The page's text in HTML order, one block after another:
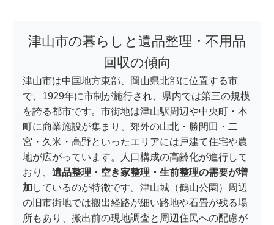
津山市の暮らしと遺品整理・不用品
回収の傾向
津山市は中国地方東部、岡山県北部に位置する市
で、1929年に市制が施行され、県内では第三の規模
を誇る都市です。市街地は津山駅周辺や中央町・本
町に商業施設が集まり、郊外の山北・勝間田・二
宮・久米・高野といったエリアには戸建て住宅や農
地が広がっています。人口構成の高齢化が進行して
おり、 遺品整理・空き家整理・生前整理の需要が増
加 しているのが特徴です。津山城（鶴山公園）周辺
の旧市街地では搬出経路が細い路地や石畳が残る場
所もあり、搬出前の現地調査と周辺住民への配慮が